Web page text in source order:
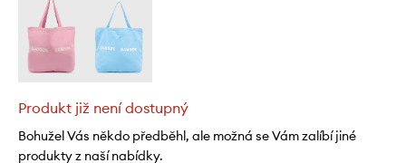
Produkt již není dostupný
Bohužel Vás někdo předběhl, ale možná se Vám zalíbí jiné
produkty z naší nabídky.